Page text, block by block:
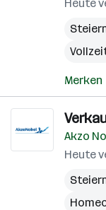
Heute
Merken
Akzo
Heute